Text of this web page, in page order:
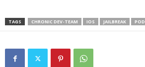
TAGS CHRONIC DEV-TEAM IOS JAILBREAK